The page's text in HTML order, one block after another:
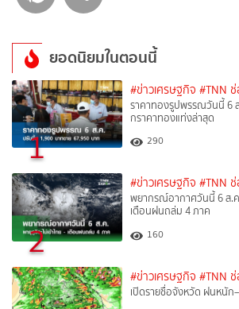
ยอดนิยมในตอนนี้
1
#ข่าวเศรษฐกิจ #TNN
ราคาทองรูปพรรณวันนี้ 6
กราคาทองแท่งล่าสุด
290
2
#ข่าวเศรษฐกิจ #TNN
พยากรณ์อากาศวันนี้ 6 ส.ค.
เตือนฝนถล่ม 4 ภาค
160
#ข่าวเศรษฐกิจ #TNN
เปิดรายชื่อจังหวัด ฝนหนั